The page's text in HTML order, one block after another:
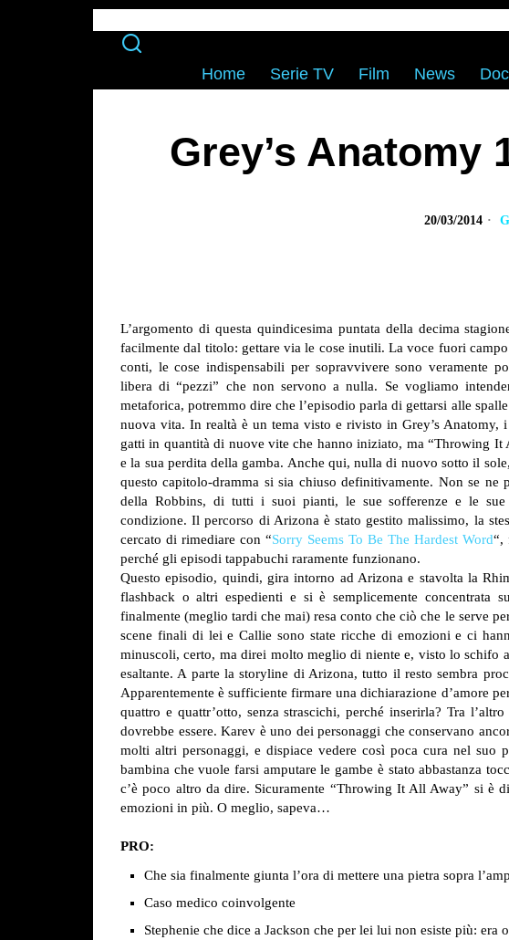
Home Serie TV Film News
Grey’s Anatomy
20/03/2014
L’argomento di questa quindicesima puntata della decima
facilmente dal titolo: gettare via le cose inutili. La voce fuori
conti, le cose indispensabili per sopravvivere sono veramente
libera di “pezzi” che non servono a nulla. Se vogliamo
metaforica, potremmo dire che l’episodio parla di gettarsi alle
nuova vita. In realtà è un tema visto e rivisto in Grey’s Anatomy,
gatti in quantità di nuove vite che hanno iniziato, ma “Throwing
e la sua perdita della gamba. Anche qui, nulla di nuovo sotto il
questo capitolo-dramma si sia chiuso definitivamente. Non se ne
della Robbins, di tutti i suoi pianti, le sue sofferenze e le sue
condizione. Il percorso di Arizona è stato gestito malissimo, la
cercato di rimediare con “Sorry Seems To Be The Hardest Word“,
perché gli episodi tappabuchi raramente funzionano.
Questo episodio, quindi, gira intorno ad Arizona e stavolta la
flashback o altri espedienti e si è semplicemente concentrata
finalmente (meglio tardi che mai) resa conto che ciò che le serve
scene finali di lei e Callie sono state ricche di emozioni e ci
minuscoli, certo, ma direi molto meglio di niente e, visto lo schifo
esaltante. A parte la storyline di Arizona, tutto il resto sembra
Apparentemente è sufficiente firmare una dichiarazione d’amore
quattro e quattr’otto, senza strascichi, perché inserirla? Tra
dovrebbe essere. Karev è uno dei personaggi che conservano
molti altri personaggi, e dispiace vedere così poca cura nel suo
bambina che vuole farsi amputare le gambe è stato abbastanza
c’è poco altro da dire. Sicuramente “Throwing It All Away” si è
emozioni in più. O meglio, sapeva…
PRO:
Che sia finalmente giunta l’ora di mettere una pietra sopra
Caso medico coinvolgente
Stephenie che dice a Jackson che per lei lui non esiste più: era